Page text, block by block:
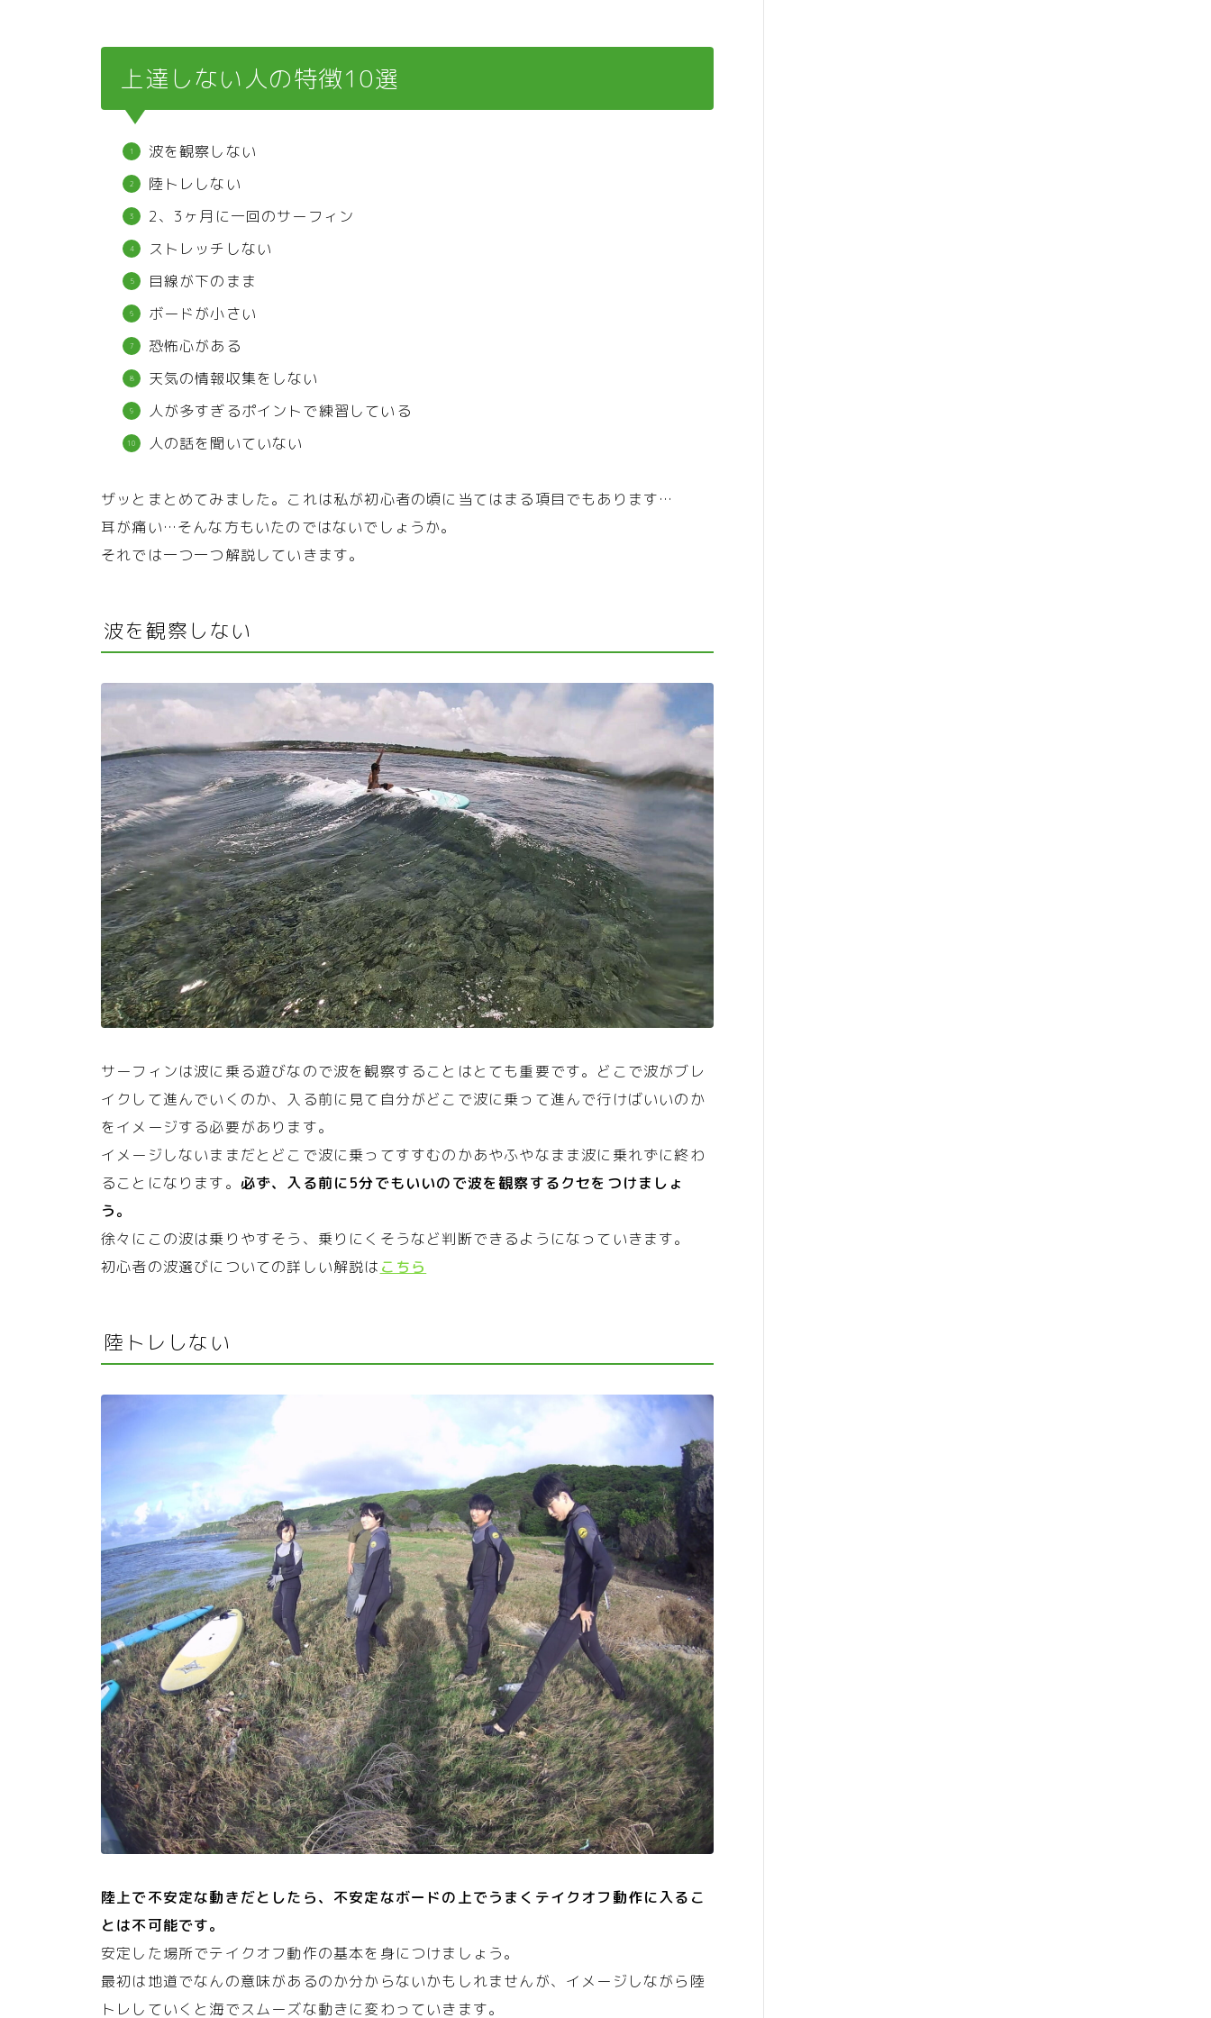
上達しない人の特徴10選
波を観察しない
陸トレしない
2、3ヶ月に一回のサーフィン
ストレッチしない
目線が下のまま
ボードが小さい
恐怖心がある
天気の情報収集をしない
人が多すぎるポイントで練習している
人の話を聞いていない
ザッとまとめてみました。これは私が初心者の頃に当てはまる項目でもあります…
耳が痛い…そんな方もいたのではないでしょうか。
それでは一つ一つ解説していきます。
波を観察しない
サーフィンは波に乗る遊びなので波を観察することはとても重要です。どこで波がブレ
イクして進んでいくのか、入る前に見て自分がどこで波に乗って進んで行けばいいのか
をイメージする必要があります。
イメージしないままだとどこで波に乗ってすすむのかあやふやなまま波に乗れずに終わ
ることになります。 必ず、入る前に5分でもいいので波を観察するクセをつけましょ
う。
徐々にこの波は乗りやすそう、乗りにくそうなど判断できるようになっていきます。
初心者の波選びについての詳しい解説は こちら
陸トレしない
陸上で不安定な動きだとしたら、不安定なボードの上でうまくテイクオフ動作に入るこ
とは不可能です。
安定した場所でテイクオフ動作の基本を身につけましょう。
最初は地道でなんの意味があるのか分からないかもしれませんが、イメージしながら陸
トレしていくと海でスムーズな動きに変わっていきます。